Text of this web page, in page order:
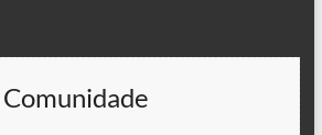
Comunidade